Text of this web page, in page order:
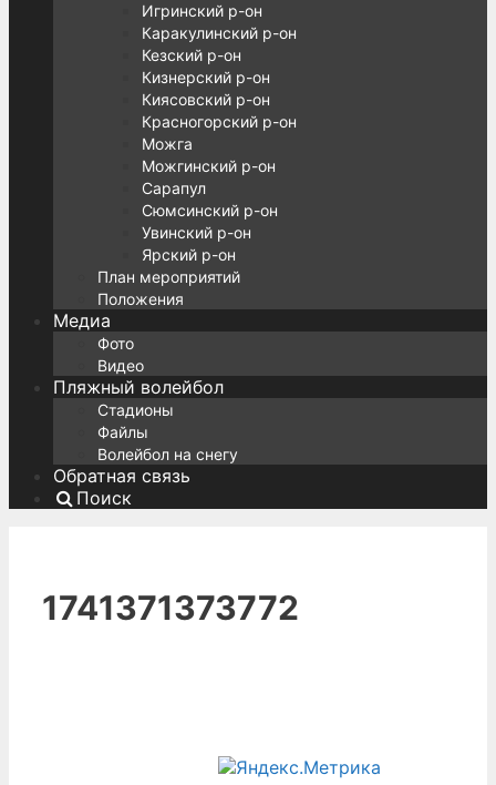
Игринский р-он
Каракулинский р-он
Кезский р-он
Кизнерский р-он
Киясовский р-он
Красногорский р-он
Можга
Можгинский р-он
Сарапул
Сюмсинский р-он
Увинский р-он
Ярский р-он
План мероприятий
Положения
Медиа
Фото
Видео
Пляжный волейбол
Стадионы
Файлы
Волейбол на снегу
Обратная связь
Поиск
1741371373772